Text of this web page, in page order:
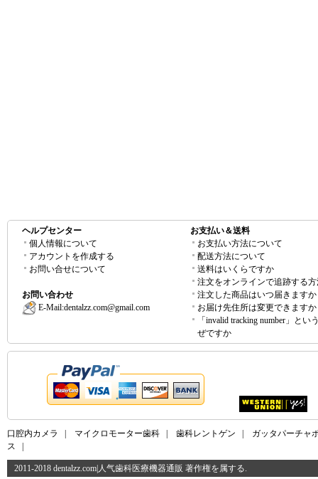
ヘルプセンター
個人情報について
アカウントを作成する
お問い合せについて
お問い合わせ
E-Mail:dentalzz.com@gmail.com
お支払い＆送料
お支払い方法について
配送方法について
送料はいくらですか
注文をオンラインで追跡する
注文した商品はいつ届きますか
お届け先住所は変更できますか
「invalid tracking number」とい
ぜですか
口腔内カメラ マイクロモーター歯科 歯科レントゲン
ガッタパーチャ
ス
2011-2018 dentalzz.com|人气歯科医療機器通販 著作権を属する.